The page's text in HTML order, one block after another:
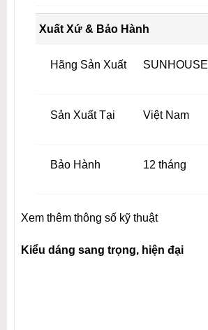
Xuất Xứ & Bảo Hành
Hãng Sản Xuất SUNHOUSE
Sản Xuất Tại Việt Nam
Bảo Hành 12 tháng
Xem thêm thông số kỹ thuật
Kiểu dáng sang trọng, hiện đại